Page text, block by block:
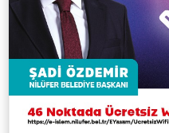
LATİFE TEKİN:
KAHRAMANIM